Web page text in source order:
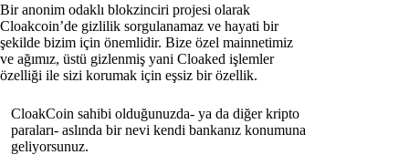
Bir anonim odaklı blokzinciri projesi olarak
Cloakcoin’de gizlilik sorgulanamaz ve hayati bir
şekilde bizim için önemlidir. Bize özel mainnetimiz
ve ağımız, üstü gizlenmiş yani Cloaked işlemler
özelliği ile sizi korumak için eşsiz bir özellik.
CloakCoin sahibi olduğunuzda- ya da diğer kripto
paraları- aslında bir nevi kendi bankanız konumuna
geliyorsunuz.